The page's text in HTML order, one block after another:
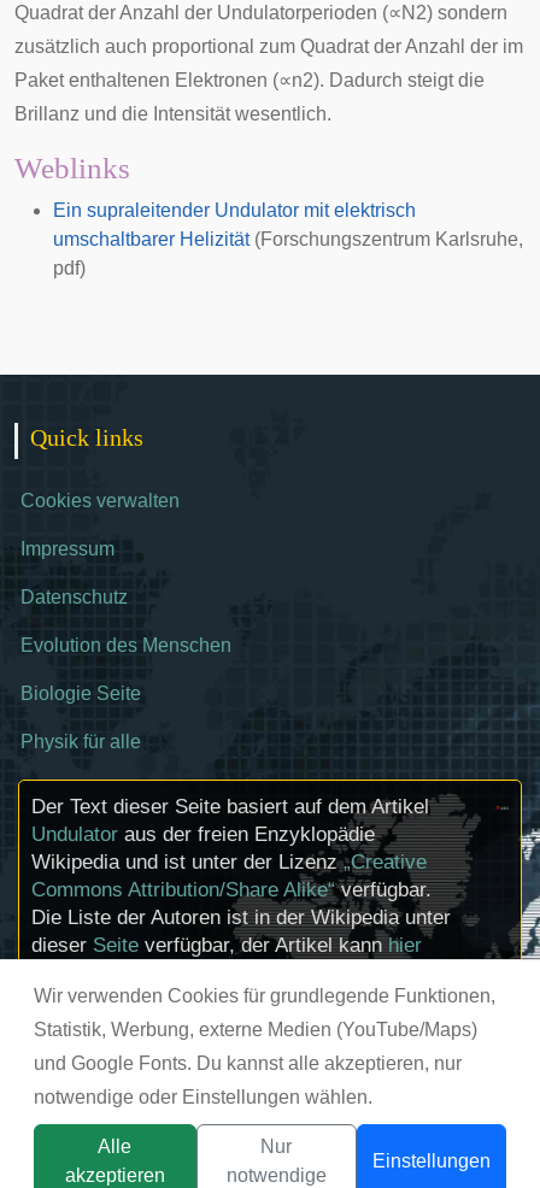
Wir verwenden Cookies für grundlegende Funktionen,
Statistik, Werbung, externe Medien (YouTube/Maps)
und Google Fonts. Du kannst alle akzeptieren, nur
notwendige oder Einstellungen wählen.
Alle
akzeptieren
Nur
notwendige
Einstellungen
Quadrat der Anzahl der Undulatorperioden (∝N 2) sondern
zusätzlich auch proportional zum Quadrat der Anzahl der im
Paket enthaltenen Elektronen (∝n2). Dadurch steigt die
Brillanz und die Intensität wesentlich.
Weblinks
Ein supraleitender Undulator mit elektrisch
umschaltbarer Helizität(Forschungszentrum Karlsruhe,
pdf)
Quick links
Cookies verwalten
Impressum
Datenschutz
Evolution des Menschen
Biologie Seite
Physik für alle
Der Text dieser Seite basiert auf dem Artikel
Undulator aus der freien Enzyklopädie
Wikipedia und ist unter der Lizenz„Creative
Commons Attribution/Share Alike“verfügbar.
Die Liste der Autoren ist in der Wikipedia unter
dieser Seite verfügbar, der Artikel kannhier
Urhebern und zum Lizenzstatus eingebundener
Mediendateien (etwa Bilder oder Videos) können
im Regelfall durch Anklicken dieser abgerufen
© chemie-schule.de 2026